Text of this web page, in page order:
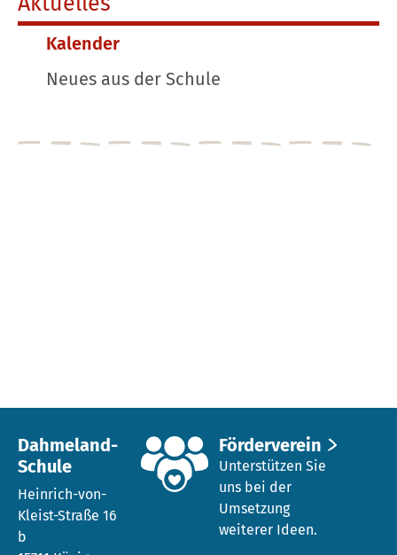
Kalender
Neues aus der Schule
Dahmeland-
Schule
Heinrich-von-
Kleist-Straße 16
b
Förderverein
Unterstützen Sie
uns bei der
Umsetzung
weiterer Ideen.